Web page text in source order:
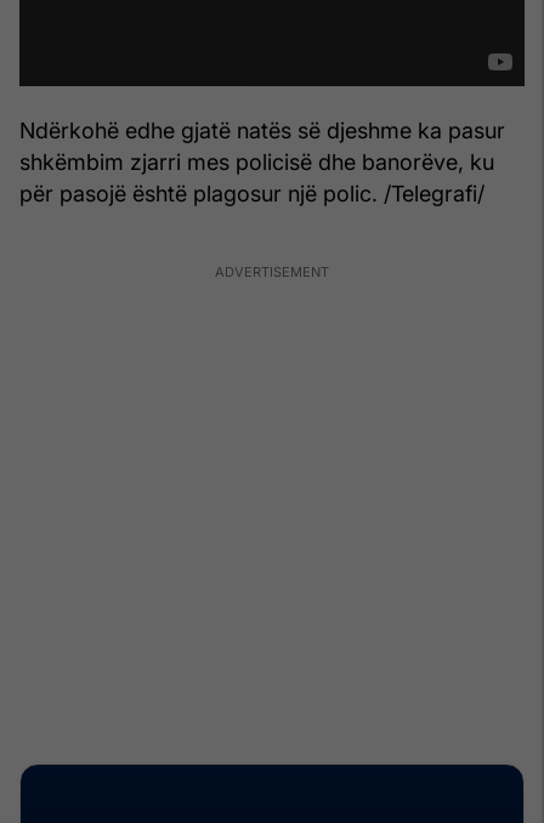
Ndërkohë edhe gjatë natës së djeshme ka pasur
shkëmbim zjarri mes policisë dhe banorëve, ku
për pasojë është plagosur një polic. /Telegrafi/